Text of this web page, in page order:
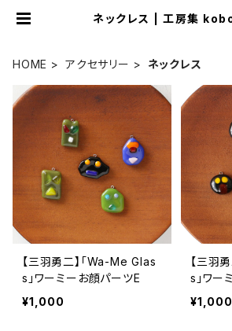
ネックレス | 工房集
HOME アクセサリー ネックレス
【三羽勇二】「Wa-Me Glas
s」ワーミーお顔パーツE
¥1,000
【三羽
s」ワー
¥1,000